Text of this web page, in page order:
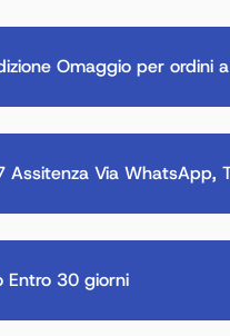
Omaggio per ordini
Assitenza Via WhatsApp,
Entro 30 giorni